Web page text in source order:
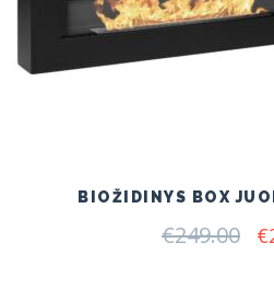
BIOŽIDINYS BOX
€249.00 €